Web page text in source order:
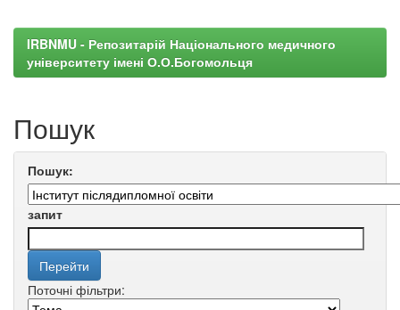
IRBNMU - Репозитарій Національного медичного
університету імені О.О.Богомольця
Пошук
Пошук:
запит
Поточні фільтри: